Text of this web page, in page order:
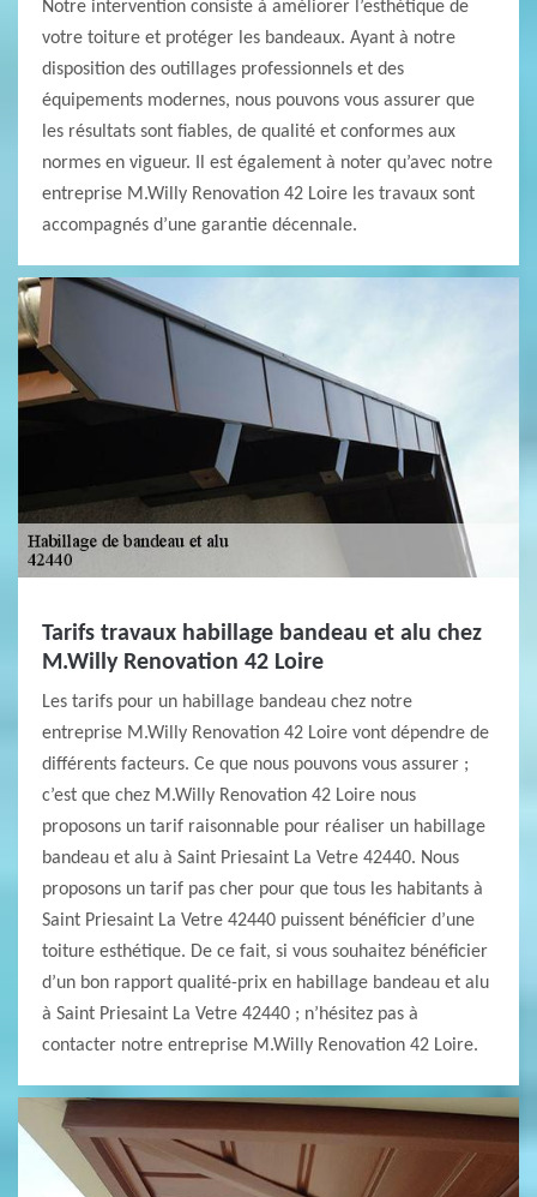
Notre intervention consiste à améliorer l’esthétique de
votre toiture et protéger les bandeaux. Ayant à notre
disposition des outillages professionnels et des
équipements modernes, nous pouvons vous assurer que
les résultats sont fiables, de qualité et conformes aux
normes en vigueur. Il est également à noter qu’avec notre
entreprise M.Willy Renovation 42 Loire les travaux sont
accompagnés d’une garantie décennale.
Tarifs travaux habillage bandeau et alu chez
M.Willy Renovation 42 Loire
Les tarifs pour un habillage bandeau chez notre
entreprise M.Willy Renovation 42 Loire vont dépendre de
différents facteurs. Ce que nous pouvons vous assurer ;
c’est que chez M.Willy Renovation 42 Loire nous
proposons un tarif raisonnable pour réaliser un habillage
bandeau et alu à Saint Priesaint La Vetre 42440. Nous
proposons un tarif pas cher pour que tous les habitants à
Saint Priesaint La Vetre 42440 puissent bénéficier d’une
toiture esthétique. De ce fait, si vous souhaitez bénéficier
d’un bon rapport qualité-prix en habillage bandeau et alu
à Saint Priesaint La Vetre 42440 ; n’hésitez pas à
contacter notre entreprise M.Willy Renovation 42 Loire.